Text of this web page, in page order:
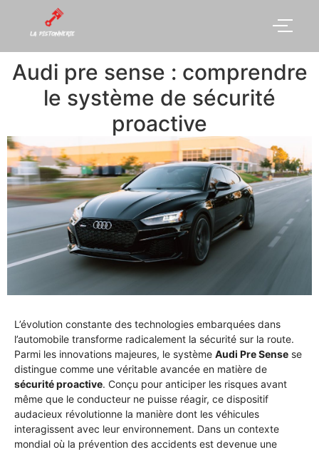
Audi pre sense : comprendre
le système de sécurité
proactive
L’évolution constante des technologies embarquées dans
l’automobile transforme radicalement la sécurité sur la route.
Parmi les innovations majeures, le système Audi Pre Sense se
distingue comme une véritable avancée en matière de
sécurité proactive. Conçu pour anticiper les risques avant
même que le conducteur ne puisse réagir, ce dispositif
audacieux révolutionne la manière dont les véhicules
interagissent avec leur environnement. Dans un contexte
mondial où la prévention des accidents est devenue une